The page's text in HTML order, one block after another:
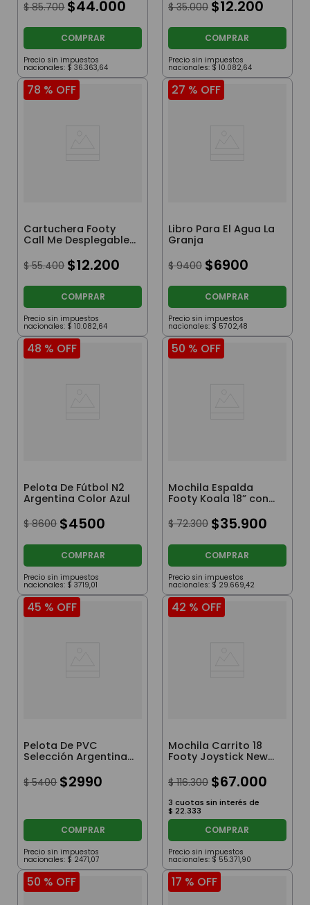
$ 85.700 $44.000
COMPRAR
Precio sin impuestos
nacionales: $ 36.363,64
$ 35.000 $12.200
COMPRAR
Precio sin impuestos
nacionales: $ 10.082,64
78 % OFF
Cartuchera Footy
Call Me Desplegable
$ 55.400 $12.200
COMPRAR
Precio sin impuestos
nacionales: $ 10.082,64
27 % OFF
Libro Para El Agua La
Granja
$ 9400 $6900
COMPRAR
Precio sin impuestos
nacionales: $ 5702,48
48 % OFF
Pelota De Fútbol N2
Argentina Color Azul
$ 8600 $4500
COMPRAR
Precio sin impuestos
nacionales: $ 3719,01
50 % OFF
Mochila Espalda
Footy Koala 18” con
Luz Led Rosa
$ 72.300 $35.900
COMPRAR
Precio sin impuestos
nacionales: $ 29.669,42
45 % OFF
Pelota De PVC
Selección Argentina
$ 5400 $2990
COMPRAR
Precio sin impuestos
nacionales: $ 2471,07
42 % OFF
Mochila Carrito 18
Footy Joystick New
Azul
$ 116.300 $67.000
3 cuotas sin interés de
$ 22.333
COMPRAR
Precio sin impuestos
nacionales: $ 55.371,90
50 % OFF 17 % OFF